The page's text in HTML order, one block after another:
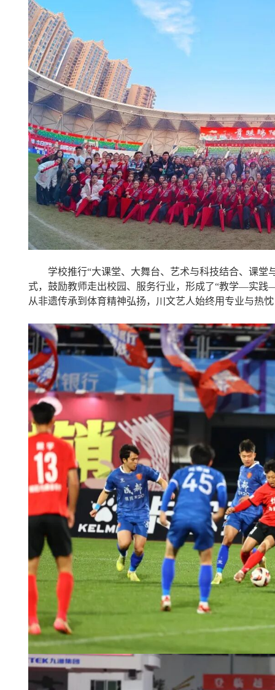
学校推行“大课堂、大舞台、艺术与科技结合、课
式，鼓励教师走出校园、服务行业，形成了“教学—实
从非遗传承到体育精神弘扬，川文艺人始终用专业与热